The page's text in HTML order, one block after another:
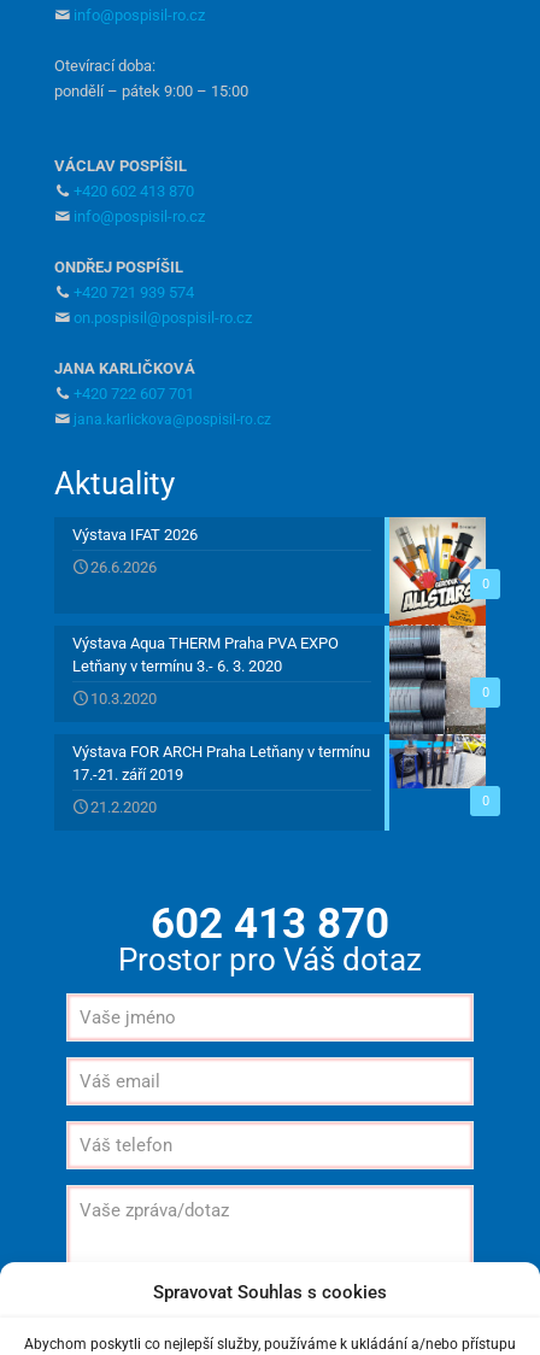
Spravovat Souhlas s cookies
Abychom poskytli co nejlepší služby, používáme k ukládání a/nebo přístupu
info@pospisil-ro.cz
Otevírací doba:
pondělí – pátek 9:00 – 15:00
VÁCLAV POSPÍŠIL
+420 602 413 870
info@pospisil-ro.cz
ONDŘEJ POSPÍŠIL
+420 721 939 574
on.pospisil@pospisil-ro.cz
JANA KARLIČKOVÁ
+420 722 607 701
jana.karlickova@pospisil-ro.cz
Aktuality
0
Výstava IFAT 2026
26.6.2026
0
Výstava Aqua THERM Praha PVA EXPO
Letňany v termínu 3.- 6. 3. 2020
10.3.2020
0
Výstava FOR ARCH Praha Letňany v termínu
17.-21. září 2019
21.2.2020
602 413 870
Prostor pro Váš dotaz